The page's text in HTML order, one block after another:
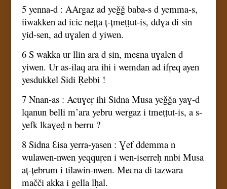
5 yenna-d : AArgaz ad yeǧǧ baba-s d yemma-s,
iiwakken ad iɛic nețța ț-țmeṭṭut-is, ddɣa di sin
yid-sen, ad uɣalen d yiwen.
6 S wakka ur llin ara d sin, meɛna uɣalen d
yiwen. Ur as-ilaq ara ihi i wemdan ad ifṛeq ayen
yesdukkel Sidi Ṛebbi !
7 Nnan-as : Acuɣeṛ ihi Sidna Musa yeǧǧa yaɣ-d
lqanun belli m’ara yebru wergaz i tmeṭṭut-is, a s-
yefk lkaɣeḍ n berru ?
8 Sidna Ɛisa yerra-yasen : Ɣef ddemma n
wulawen-nwen yeqquṛen i wen-iserreḥ nnbi Musa
aț-țebrum i tilawin-nwen. Meɛna di tazwara
mačči akka i gella lḥal.